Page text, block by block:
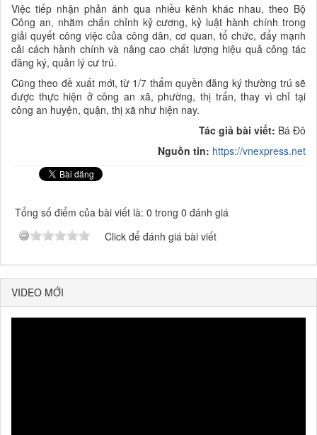
Việc tiếp nhận phản ánh qua nhiều kênh khác nhau, theo Bộ
Công an, nhằm chấn chỉnh kỷ cương, kỷ luật hành chính trong
giải quyết công việc của công dân, cơ quan, tổ chức, đẩy mạnh
cải cách hành chính và nâng cao chất lượng hiệu quả công tác
đăng ký, quản lý cư trú.
Cũng theo đề xuất mới, từ 1/7 thẩm quyền đăng ký thường trú sẽ
được thực hiện ở công an xã, phường, thị trấn, thay vì chỉ tại
công an huyện, quận, thị xã như hiện nay.
Tác giả bài viết: Bá Đô
Nguồn tin: https://vnexpress.net
Tổng số điểm của bài viết là: 0 trong 0 đánh giá
Click để đánh giá bài viết
VIDEO MỚI